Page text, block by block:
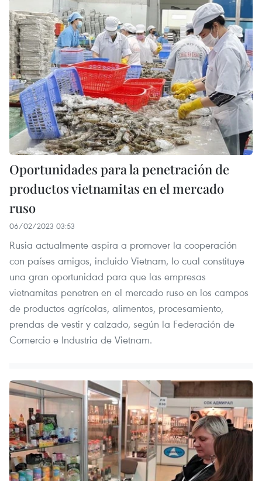
Oportunidades para la penetración de
productos vietnamitas en el mercado
ruso
06/02/2023 03:53
Rusia actualmente aspira a promover la cooperación
con países amigos, incluido Vietnam, lo cual constituye
una gran oportunidad para que las empresas
vietnamitas penetren en el mercado ruso en los campos
de productos agrícolas, alimentos, procesamiento,
prendas de vestir y calzado, según la Federación de
Comercio e Industria de Vietnam.